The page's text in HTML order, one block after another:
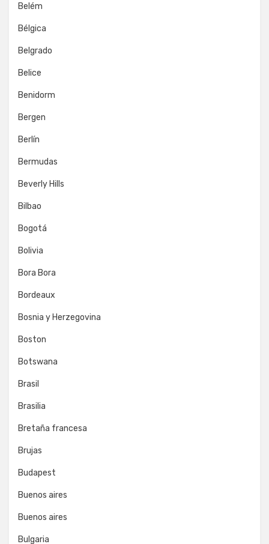
Belém
Bélgica
Belgrado
Belice
Benidorm
Bergen
Berlín
Bermudas
Beverly Hills
Bilbao
Bogotá
Bolivia
Bora Bora
Bordeaux
Bosnia y Herzegovina
Boston
Botswana
Brasil
Brasilia
Bretaña francesa
Brujas
Budapest
Buenos aires
Buenos aires
Bulgaria